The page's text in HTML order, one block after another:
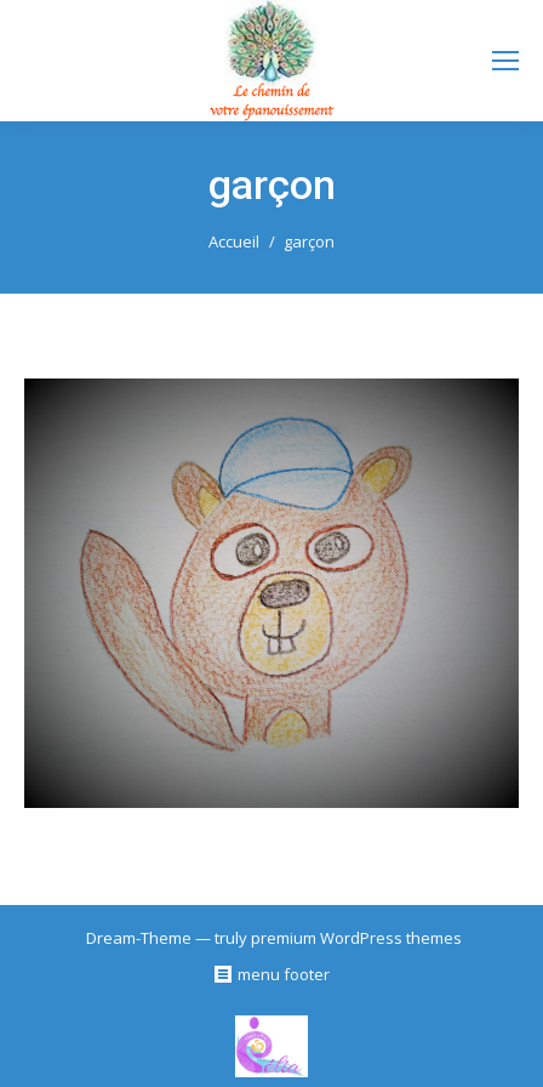
garçon
Accueil garçon
Dream-Theme — trulypremium WordPress themes
menu footer